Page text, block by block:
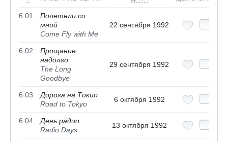
6.01
Полетели со
мной
Come Fly with Me
22 сентября 1992
6.02
Прощание
надолго
The Long
Goodbye
29 сентября 1992
6.03
Дорога на Токио
Road to Tokyo
6 октября 1992
6.04
День радио
Radio Days
13 октября 1992